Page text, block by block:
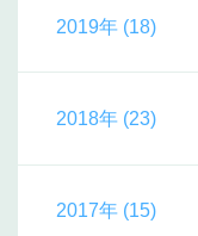
2019年 (18)
2018年 (23)
2017年 (15)